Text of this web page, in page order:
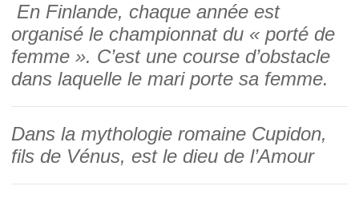
En Finlande, chaque année est
organisé le championnat du « porté de
femme ». C’est une course d’obstacle
dans laquelle le mari porte sa femme.
Dans la mythologie romaine Cupidon,
fils de Vénus, est le dieu de l’Amour